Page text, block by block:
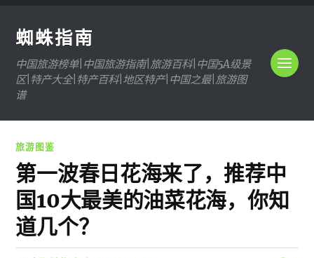
蜘蛛指南
中国旅游榜单|中国旅游指南|旅游百科|中国5A级景
区|特产大全|特产百科|地区特产|中国之最|旅游图
谱
旅游图鉴
第一波春日花海来了，推荐中
国10大最美的油菜花海，你知
道几个？